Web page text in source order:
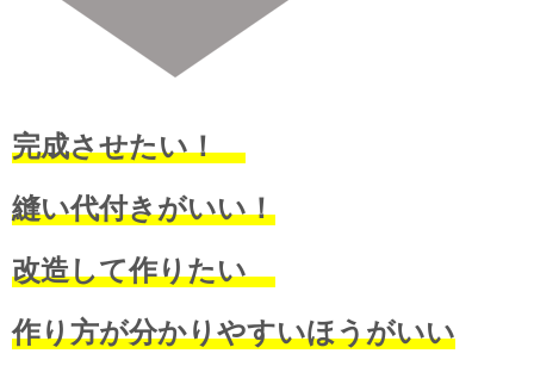
完成させたい！
縫い代付きがいい！
改造して作りたい
作り方が分かりやすいほうがいい